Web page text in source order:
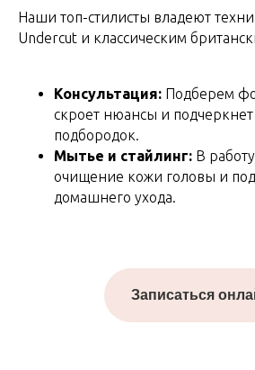
Наши топ-стилисты владеют
Undercut и классическим
Консультация: Подберем
скроет нюансы и
подбородок.
Мытье и стайлинг: В
очищение кожи головы и
домашнего ухода.
Записаться